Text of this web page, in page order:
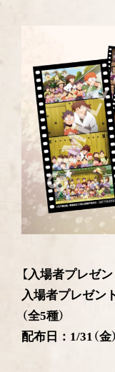
【入場者プレゼン
入場者プレゼン
（全5種）
配布日：1/31（金